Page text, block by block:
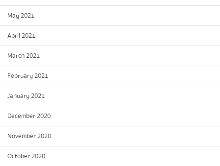
May 2021
April 2021
March 2021
February 2021
January 2021
December 2020
November 2020
October 2020